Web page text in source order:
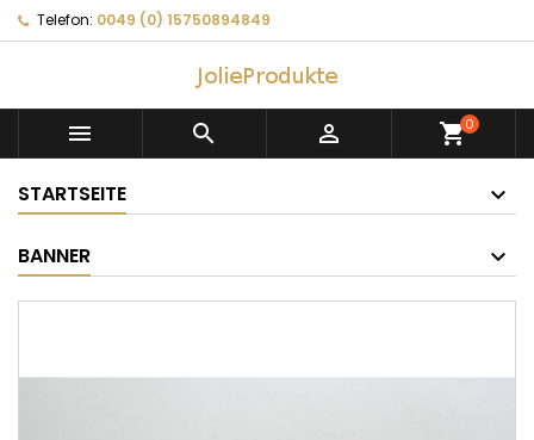
Telefon: 0049 (0) 15750894849
   shopping_cart0
STARTSEITE
BANNER